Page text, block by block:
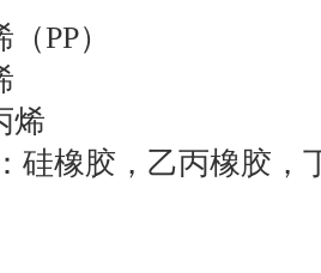
PP）
烯
硅橡胶，乙丙橡胶，